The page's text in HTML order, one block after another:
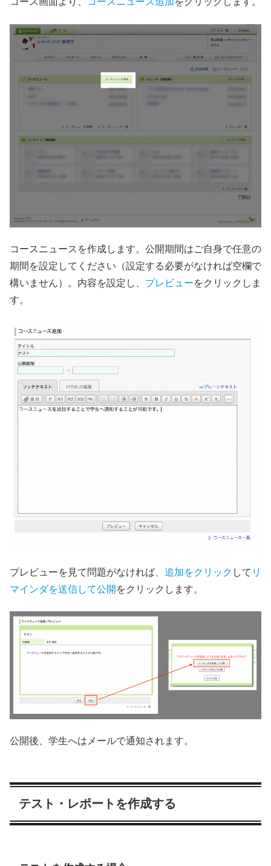
コースニュースを作成します。公開期間はご自身で任意の
期間を設定してください（設定する必要がなければ空欄で
構いません）。内容を設定し、 プレビューをクリックしま
す。
プレビューを見て問題がなければ、 追加をクリック して リ
マインダを送信して公開 をクリックします。
公開後、学生へはメールで通知されます。
テスト・レポートを作成する